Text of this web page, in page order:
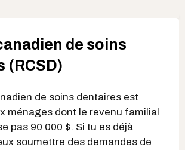
de soins
(RCSD)
de soins dentaires est
ménages dont le revenu familial
pas 90 000 $. Si tu es déjà
soumettre des demandes de